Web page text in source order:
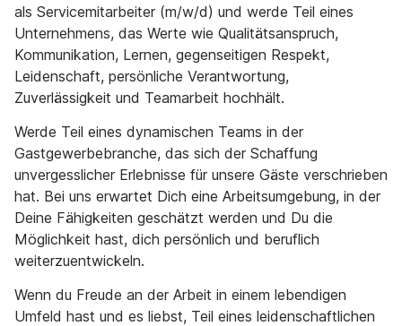
als Servicemitarbeiter (m/w/d) und werde Teil eines
Unternehmens, das Werte wie Qualitätsanspruch,
Kommunikation, Lernen, gegenseitigen Respekt,
Leidenschaft, persönliche Verantwortung,
Zuverlässigkeit und Teamarbeit hochhält.
Werde Teil eines dynamischen Teams in der
Gastgewerbebranche, das sich der Schaffung
unvergesslicher Erlebnisse für unsere Gäste verschrieben
hat. Bei uns erwartet Dich eine Arbeitsumgebung, in der
Deine Fähigkeiten geschätzt werden und Du die
Möglichkeit hast, dich persönlich und beruflich
weiterzuentwickeln.
Wenn du Freude an der Arbeit in einem lebendigen
Umfeld hast und es liebst, Teil eines leidenschaftlichen